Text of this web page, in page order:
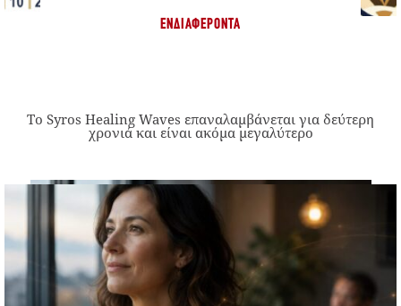
ΕΝΔΙΑΦΈΡΟΝΤΑ
Το Syros Healing Waves επαναλαμβάνεται για δεύτερη
χρονιά και είναι ακόμα μεγαλύτερο